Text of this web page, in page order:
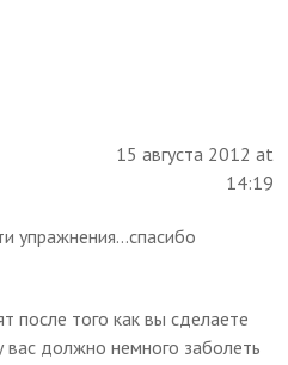
15 августа 2012 at
14:19
упражнения...спасибо
после того как вы сделаете
вас должно немного заболеть